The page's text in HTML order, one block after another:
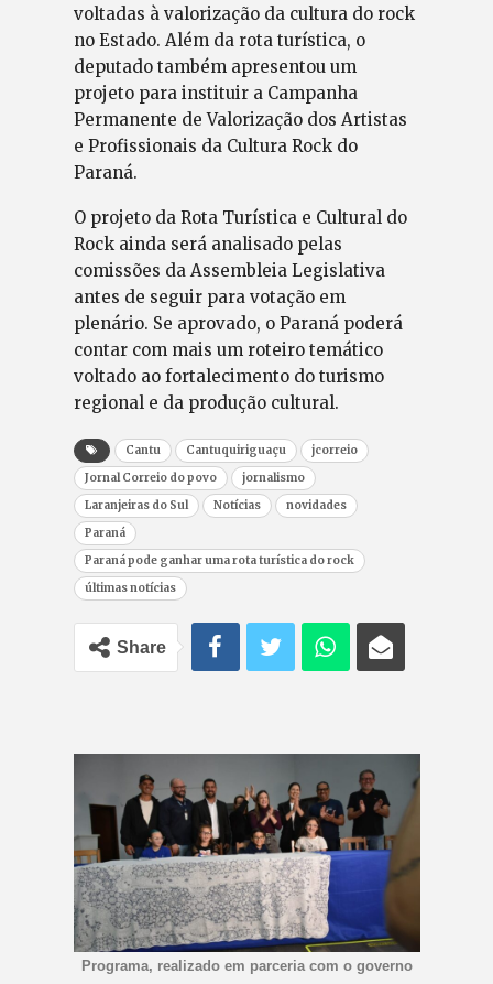
voltadas à valorização da cultura do rock
no Estado. Além da rota turística, o
deputado também apresentou um
projeto para instituir a Campanha
Permanente de Valorização dos Artistas
e Profissionais da Cultura Rock do
Paraná.
O projeto da Rota Turística e Cultural do
Rock ainda será analisado pelas
comissões da Assembleia Legislativa
antes de seguir para votação em
plenário. Se aprovado, o Paraná poderá
contar com mais um roteiro temático
voltado ao fortalecimento do turismo
regional e da produção cultural.
Cantu Cantuquiriguaçu
jcorreio
Jornal Correio do povo
jornalismo
Laranjeiras do Sul
Notícias
novidades
Paraná
Paraná pode ganhar uma rota turística do rock
últimas notícias
Share
Programa, realizado em parceria com o governo